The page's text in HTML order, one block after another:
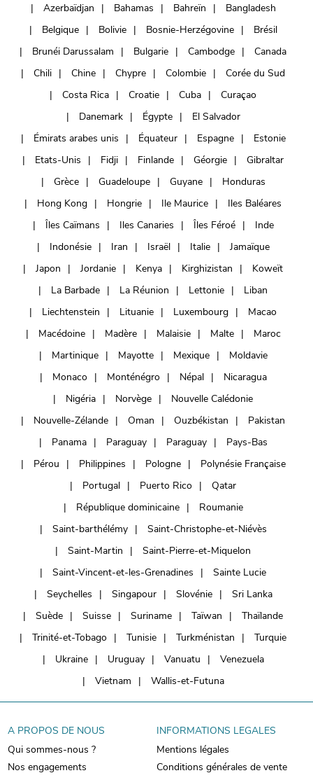
Azerbaïdjan
Bahamas Bahreïn
Bangladesh
Belgique
Bolivie Bosnie-Herzégovine
Brésil
Brunéi Darussalam
Bulgarie Cambodge
Canada
Chili
Chine Chypre Colombie
Corée du Sud
Costa Rica
Croatie Cuba
Curaçao
Danemark
Égypte
El Salvador
Émirats arabes unis
Équateur Espagne
Estonie
Etats-Unis
Fidji Finlande Géorgie
Gibraltar
Grèce
Guadeloupe Guyane
Honduras
Hong Kong
Hongrie Ile Maurice
Iles Baléares
Îles Caïmans
Iles Canaries Îles Féroé
Inde
Indonésie
Iran Israël Italie
Jamaïque
Japon
Jordanie Kenya Kirghizistan
Koweït
La Barbade
La Réunion Lettonie
Liban
Liechtenstein
Lituanie Luxembourg
Macao
Macédoine
Madère Malaisie Malte
Maroc
Martinique
Mayotte Mexique
Moldavie
Monaco
Monténégro Népal
Nicaragua
Nigéria
Norvège
Nouvelle Calédonie
Nouvelle-Zélande
Oman Ouzbékistan
Pakistan
Panama
Paraguay Paraguay
Pays-Bas
Pérou
Philippines Pologne
Polynésie Française
Portugal
Puerto Rico
Qatar
République dominicaine
Roumanie
Saint-barthélémy
Saint-Christophe-et-Niévès
Saint-Martin
Saint-Pierre-et-Miquelon
Saint-Vincent-et-les-Grenadines
Sainte Lucie
Seychelles
Singapour Slovénie
Sri Lanka
Suède
Suisse Suriname Taïwan
Thaïlande
Trinité-et-Tobago
Tunisie Turkménistan
Turquie
Ukraine
Uruguay Vanuatu
Venezuela
Vietnam
Wallis-et-Futuna
A PROPOS DE NOUS
Qui sommes-nous ?
Nos engagements
INFORMATIONS LEGALES
Mentions légales
Conditions générales de vente